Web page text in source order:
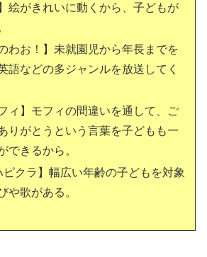
絵がきれいに動くから、子どもが
わお！】未就園児から年長までを
語などの多ジャンルを放送してく
ィ】モフィの間違いを通して、ご
りがとうという言葉を子どもも一
できるから。
ピクラ】幅広い年齢の子どもを対象
や歌がある。